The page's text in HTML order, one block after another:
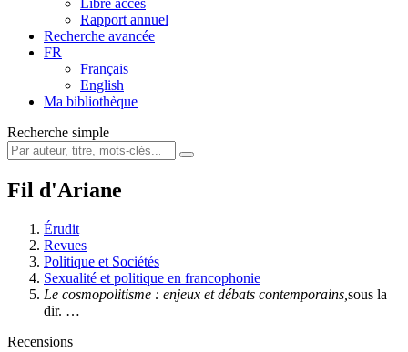
Rapport annuel
Recherche avancée
FR
Français
English
Ma bibliothèque
Recherche simple
Fil d'Ariane
Érudit
Revues
Politique et Sociétés
Sexualité et politique en francophonie
Le cosmopolitisme : enjeux et débats contemporains, sous la
dir. …
Recensions